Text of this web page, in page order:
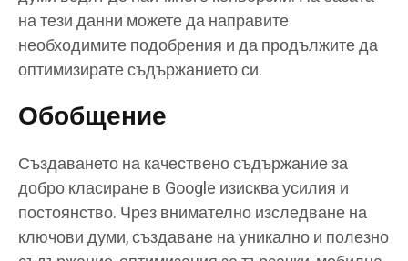
на тези данни можете да направите
необходимите подобрения и да продължите да
оптимизирате съдържанието си.
Обобщение
Създаването на качествено съдържание за
добро класиране в Google изисква усилия и
постоянство. Чрез внимателно изследване на
ключови думи, създаване на уникално и полезно